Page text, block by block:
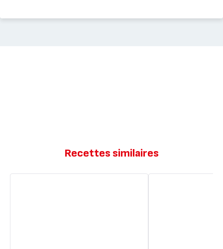
Recettes similaires